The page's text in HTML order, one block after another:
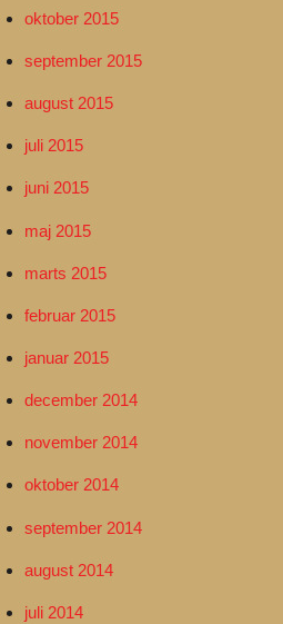
oktober 2015
september 2015
august 2015
juli 2015
juni 2015
maj 2015
marts 2015
februar 2015
januar 2015
december 2014
november 2014
oktober 2014
september 2014
august 2014
juli 2014